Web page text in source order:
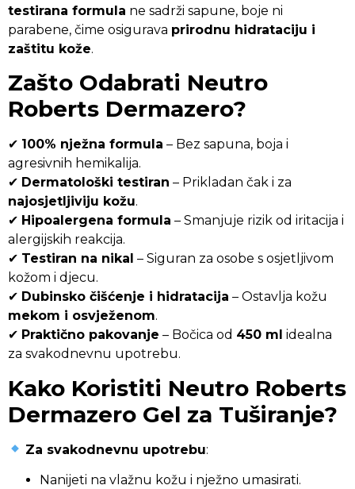
testirana formula ne sadrži sapune, boje ni
parabene, čime osigurava prirodnu hidrataciju i
zaštitu kože.
Zašto Odabrati Neutro
Roberts Dermazero?
✔ 100% nježna formula – Bez sapuna, boja i
agresivnih hemikalija.
✔ Dermatološki testiran – Prikladan čak i za
najosjetljiviju kožu.
✔ Hipoalergena formula – Smanjuje rizik od iritacija i
alergijskih reakcija.
✔ Testiran na nikal – Siguran za osobe s osjetljivom
kožom i djecu.
✔ Dubinsko čišćenje i hidratacija – Ostavlja kožu
mekom i osvježenom.
✔ Praktično pakovanje – Bočica od 450 ml idealna
za svakodnevnu upotrebu.
Kako Koristiti Neutro Roberts
Dermazero Gel za Tuširanje?
Za svakodnevnu upotrebu:
Nanijeti na vlažnu kožu i nježno umasirati.